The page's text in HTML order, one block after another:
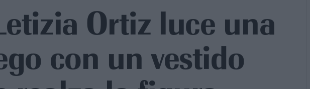
Ortiz luce una
con un vestido